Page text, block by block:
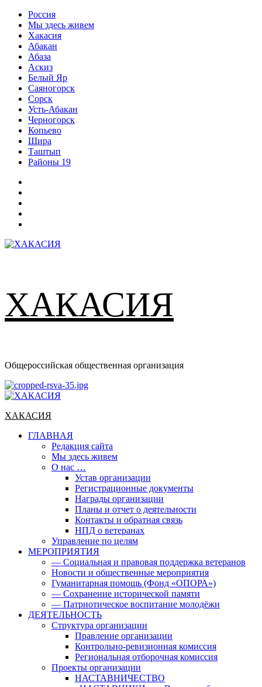
Перейти
содержимому
Россия
Мы здесь живем
Хакасия
Абакан
Абаза
Аскиз
Белый Яр
Саяногорск
Сорск
Усть-Абакан
Черногорск
Копьево
Шира
Таштып
Районы 19
ХАКАСИЯ
Общероссийская общественная организация
Основное
ХАКАСИЯ
ГЛАВНАЯ
Редакция сайта
Мы здесь живем
О нас …
Устав организации
Регистрационные документы
Награды организации
Планы и отчет о деятельности
Контакты и обратная связь
НПД о ветеранах
Управление по целям
МЕРОПРИЯТИЯ
— Социальная и правовая поддержка ветеранов
Новости и общественные мероприятия
Гуманитарная помощь (Фонд «ОПОРА»)
— Сохранение исторической памяти
— Патриотическое воспитание молодёжи
ДЕЯТЕЛЬНОСТЬ
Структура организации
Правление организации
Контрольно-ревизионная комиссия
Региональная отборочная комиссия
Проекты организации
НАСТАВНИЧЕСТВО